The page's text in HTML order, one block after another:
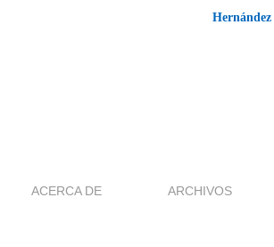
ACERCA DE ARCHIVOS